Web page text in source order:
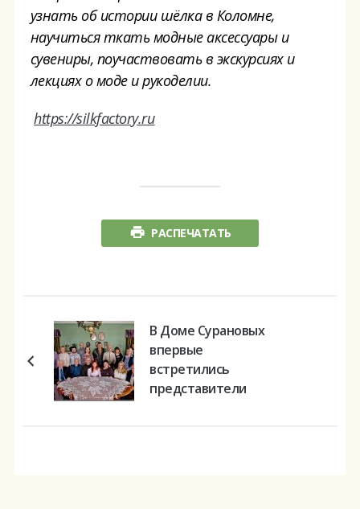
узнать об истории шёлка в Коломне,
научиться ткать модные аксессуары и
сувениры, поучаствовать в экскурсиях и
лекциях о моде и рукоделии.
https://silkfactory.ru
РАСПЕЧАТАТЬ
В Доме Сурановых
впервые
встретились
представители